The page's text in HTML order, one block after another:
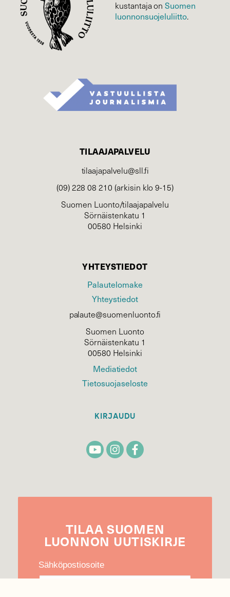
kustantaja onSuomen
luonnonsuojelu­liitto.
TILAAJAPALVELU
tilaajapalvelu@sll.fi
(09) 228 08 210 (arkisin klo 9-15)
Suomen Luonto/tilaajapalvelu
Sörnäistenkatu 1
00580 Helsinki
YHTEYSTIEDOT
Palautelomake
Yhteystiedot
palaute@suomenluonto.fi
Suomen Luonto
Sörnäistenkatu 1
00580 Helsinki
Mediatiedot
Tietosuojaseloste
KIRJAUDU
TILAA SUOMEN
LUONNON UUTIS­KIRJE
Sähköpostiosoite